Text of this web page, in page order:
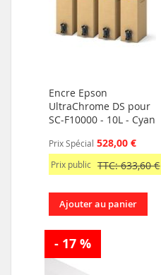
Encre Epson
UltraChrome DS pour
SC-F10000 - 10L - Cyan
Prix Spécial 528,00 €
Prix public TTC: 633,60 €
Ajouter au panier
- 17 %